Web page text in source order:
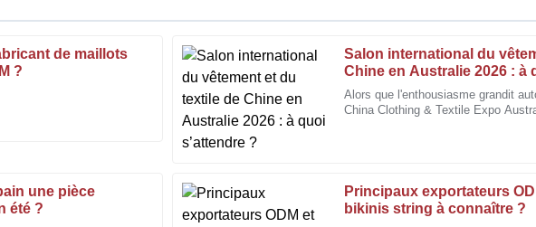
de maillots
?
Salon international du
Chine en Australie 2026 : à
Alors que l'enthousiasme grandit
China Clothing & Textile Expo
une pièce
été ?
Principaux exportateurs
bikinis string à connaître ?
V
Victoria
Perry
Je suis extrêmement satisfait de la qualité du produit et du
Christopher